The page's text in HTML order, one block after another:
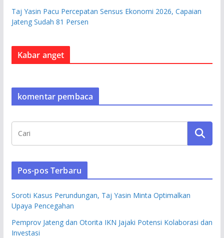
Taj Yasin Pacu Percepatan Sensus Ekonomi 2026, Capaian
Jateng Sudah 81 Persen
Kabar anget
komentar pembaca
Pos-pos Terbaru
Soroti Kasus Perundungan, Taj Yasin Minta Optimalkan
Upaya Pencegahan
Pemprov Jateng dan Otorita IKN Jajaki Potensi Kolaborasi dan
Investasi